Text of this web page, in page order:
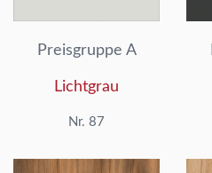
Preisgruppe A
Lichtgrau
Nr. 87